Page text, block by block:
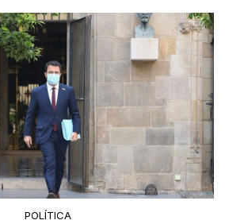
POLÍTICA